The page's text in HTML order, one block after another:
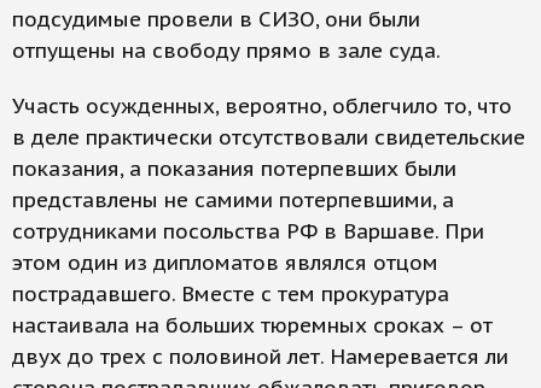
подсудимые провели в СИЗО, они были
отпущены на свободу прямо в зале суда.
Участь осужденных, вероятно, облегчило то, что
в деле практически отсутствовали свидетельские
показания, а показания потерпевших были
представлены не самими потерпевшими, а
сотрудниками посольства РФ в Варшаве. При
этом один из дипломатов являлся отцом
пострадавшего. Вместе с тем прокуратура
настаивала на больших тюремных сроках – от
двух до трех с половиной лет. Намеревается ли